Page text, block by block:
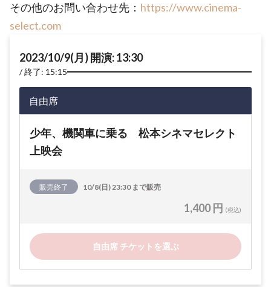
その他のお問い合わせ先： https://www.cinema-
select.com
2023/10/9(月) 開演: 13:30
終了: 15:15
自由席
少年、機関車に乗る 松本シネマセレクト
上映会
販売終了 10/8(日) 23:30 まで販売
1,400 円 (税込)
自由席 チケットを選ぶ